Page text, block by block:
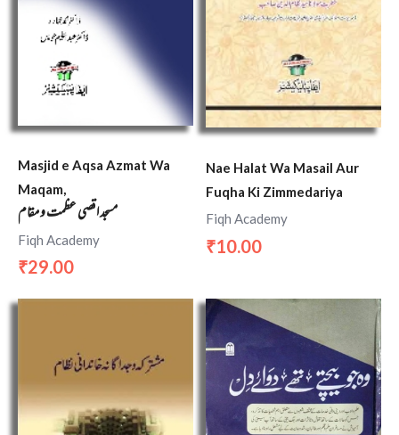
Masjid e Aqsa Azmat Wa
Maqam,
مسجد اقصی عظمت و مقام
Fiqh Academy
₹29.00
Nae Halat Wa Masail Aur
Fuqha Ki Zimmedariya
Fiqh Academy
₹10.00